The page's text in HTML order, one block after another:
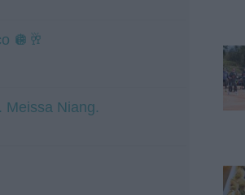
🪩🥂
Meissa Niang.